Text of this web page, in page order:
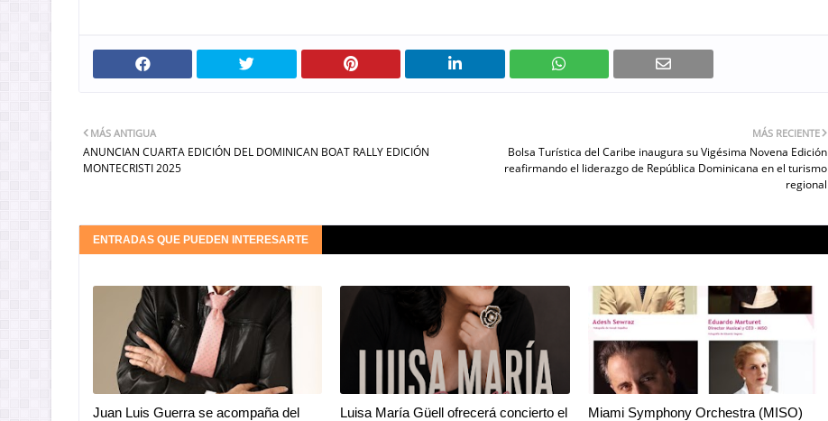
MÁS RECIENTE
Bolsa Turística del Caribe inaugura su Vigésima Novena Edición
reafirmando el liderazgo de República Dominicana en el turismo
regional
MÁS ANTIGUA
ANUNCIAN CUARTA EDICIÓN DEL DOMINICAN BOAT RALLY EDICIÓN
MONTECRISTI 2025
ENTRADAS QUE PUEDEN INTERESARTE
Juan Luis Guerra se acompaña del
Luisa María Güell ofrecerá concierto el
Miami Symphony Orchestra (MISO)